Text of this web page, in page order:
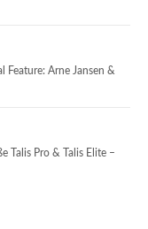
Feature: Arne Jansen &
Talis Pro & Talis Elite –